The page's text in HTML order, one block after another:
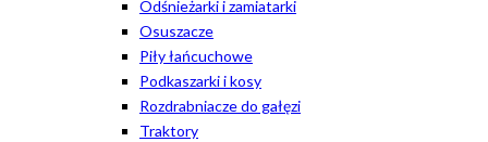
Odśnieżarki i zamiatarki
Osuszacze
Piły łańcuchowe
Podkaszarki i kosy
Rozdrabniacze do gałęzi
Traktory